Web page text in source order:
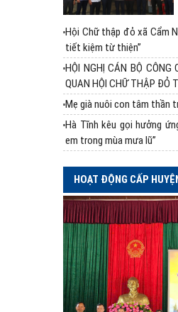
Hội Chữ thập đỏ xã Cẩm
tiết kiệm từ thiện”
HỘI NGHỊ CÁN BỘ CÔNG
QUAN HỘI CHỮ THẬP ĐỎ
Mẹ già nuôi con tâm thần
Hà Tĩnh kêu gọi hưởng
em trong mùa mưa lũ”
HOẠT ĐỘNG CẤP